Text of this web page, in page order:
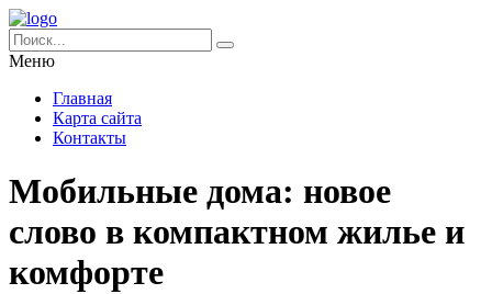
Меню
Главная
Карта сайта
Контакты
Мобильные дома: новое
слово в компактном жилье и
комфорте